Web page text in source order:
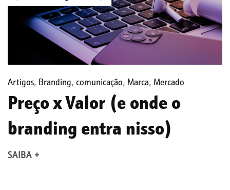
Artigos, Branding, comunicação, Marca, Mercado
Preço x Valor (e onde o
branding entra nisso)
SAIBA +